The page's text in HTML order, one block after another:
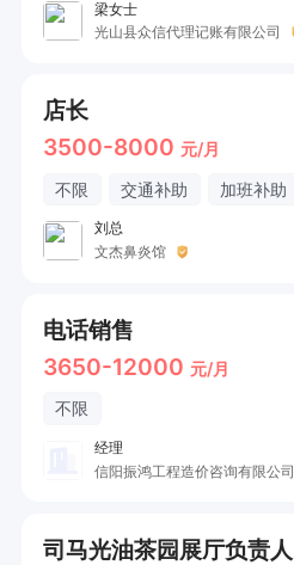
梁女士
光山县众信代理记账有限公司
店长
3500-8000 元/月
不限 交通补助 加班补助
刘总
文杰鼻炎馆
电话销售
3650-12000 元/月
不限
经理
信阳振鸿工程造价咨询有限公司
司马光油茶园展厅负责人